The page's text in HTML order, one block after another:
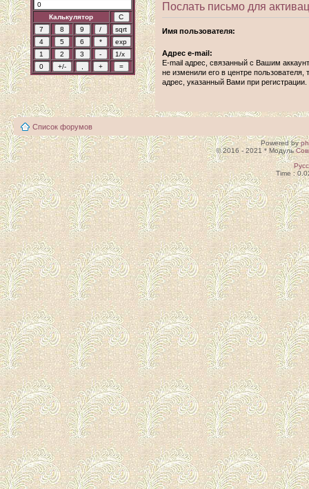
Калькулятор
Послать письмо для
Имя пользователя:
Адрес e-mail:
E-mail адрес, связанный с Вашим
не изменили его в центре пользователя,
адрес, указанный Вами при регистрации.
Список форумов
Powered by
© 2016 - 2021 * Модуль
Time :